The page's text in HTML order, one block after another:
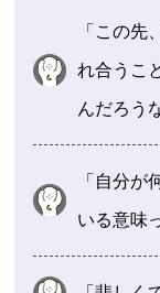
「この先
れ合うこ
んだろう
「自分が
いる意味